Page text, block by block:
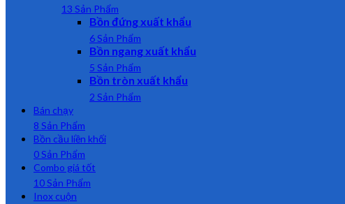
13 Sản Phẩm
Bồn đứng xuất khẩu
6 Sản Phẩm
Bồn ngang xuất khẩu
5 Sản Phẩm
Bồn tròn xuất khẩu
2 Sản Phẩm
Bán chạy
8 Sản Phẩm
Bồn cầu liền khối
0 Sản Phẩm
Combo giá tốt
10 Sản Phẩm
Inox cuộn